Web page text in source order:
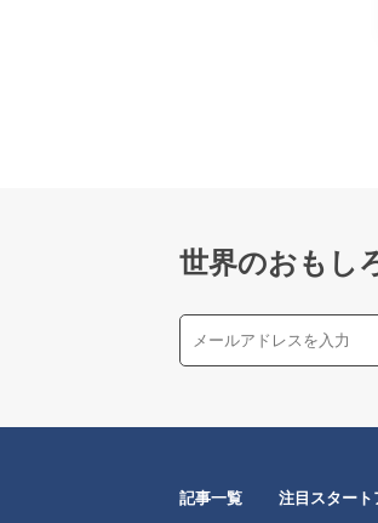
世界のおもし
記事一覧 注目スタート